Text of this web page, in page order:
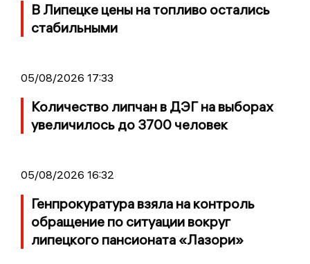
В Липецке цены на топливо остались
стабильными
05/08/2026 17:33
Количество липчан в ДЭГ на выборах
увеличилось до 3700 человек
05/08/2026 16:32
Генпрокуратура взяла на контроль
обращение по ситуации вокруг
липецкого пансионата «Лазори»